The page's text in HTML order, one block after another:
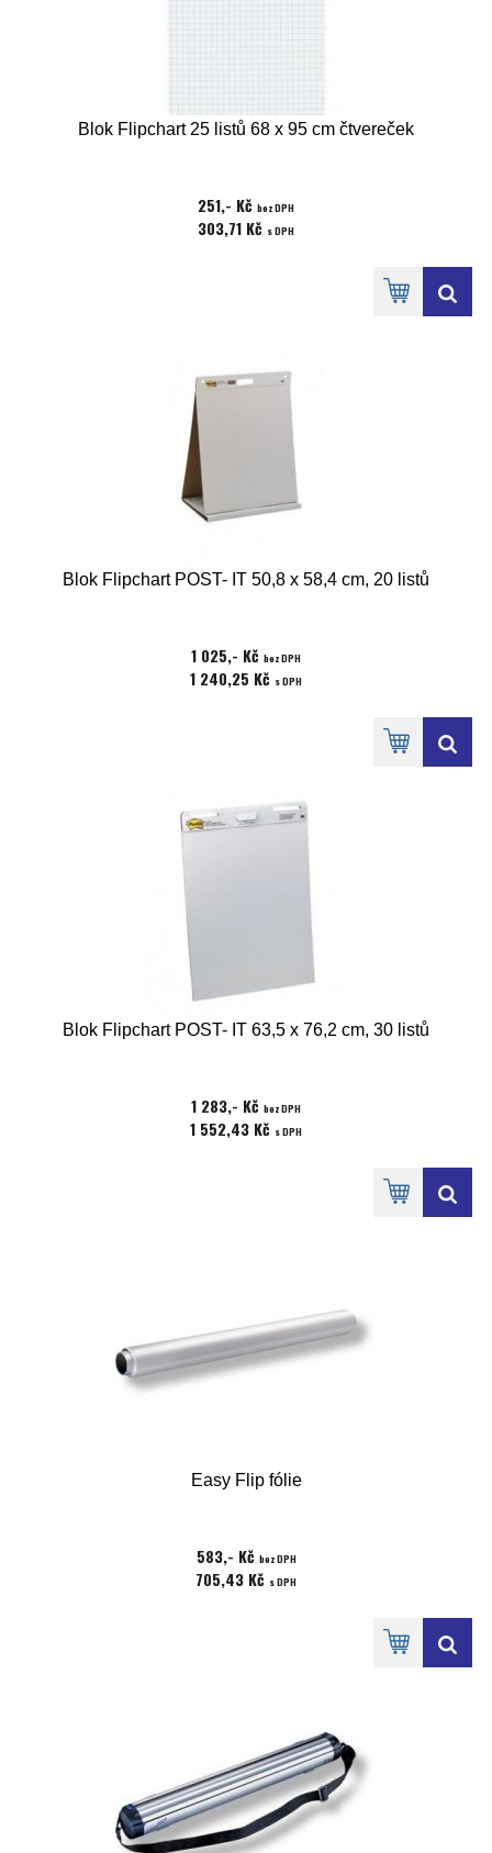
Blok Flipchart 25 listů 68 x 95 cm čtvereček
251,- Kč bez DPH
303,71 Kč s DPH
Blok Flipchart POST- IT 50,8 x 58,4 cm, 20 listů
1 025,- Kč bez DPH
1 240,25 Kč s DPH
Blok Flipchart POST- IT 63,5 x 76,2 cm, 30 listů
1 283,- Kč bez DPH
1 552,43 Kč s DPH
Easy Flip fólie
583,- Kč bez DPH
705,43 Kč s DPH